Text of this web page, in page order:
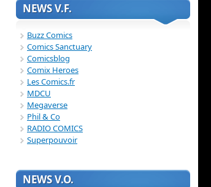
NEWS V.F.
Buzz Comics
Comics Sanctuary
Comicsblog
Comix Heroes
Les Comics.fr
MDCU
Megaverse
Phil & Co
RADIO COMICS
Superpouvoir
NEWS V.O.